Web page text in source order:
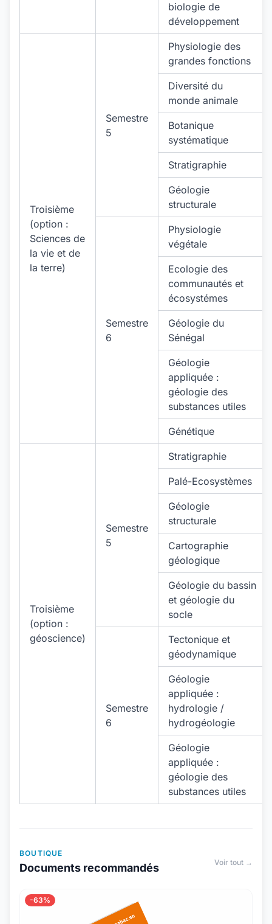
biologie de
développement
Troisième
(option :
Sciences de
la vie et de
la terre)
Semestre
5
Physiologie des
grandes fonctions
Diversité du
monde animale
Botanique
systématique
Stratigraphie
Géologie
structurale
Semestre
6
Physiologie
végétale
Ecologie des
communautés et
écosystémes
Géologie du
Sénégal
Géologie
appliquée :
géologie des
substances utiles
Génétique
Troisième
(option :
géoscience)
Semestre
5
Stratigraphie
Palé-Ecosystèmes
Géologie
structurale
Cartographie
géologique
Géologie du bassin
et géologie du
socle
Semestre
6
Tectonique et
géodynamique
Géologie
appliquée :
hydrologie /
hydrogéologie
Géologie
appliquée :
géologie des
substances utiles
BOUTIQUE
Documents recommandés Voir tout →
-63%